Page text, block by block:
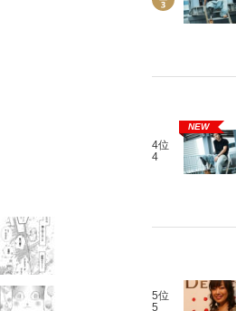
ョー滞在記》RM→渋谷で飲み会、
4位
4
NEW
5位
5